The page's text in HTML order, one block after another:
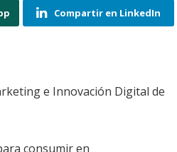
Compartir en LinkedIn
e Innovación Digital de
consumir en